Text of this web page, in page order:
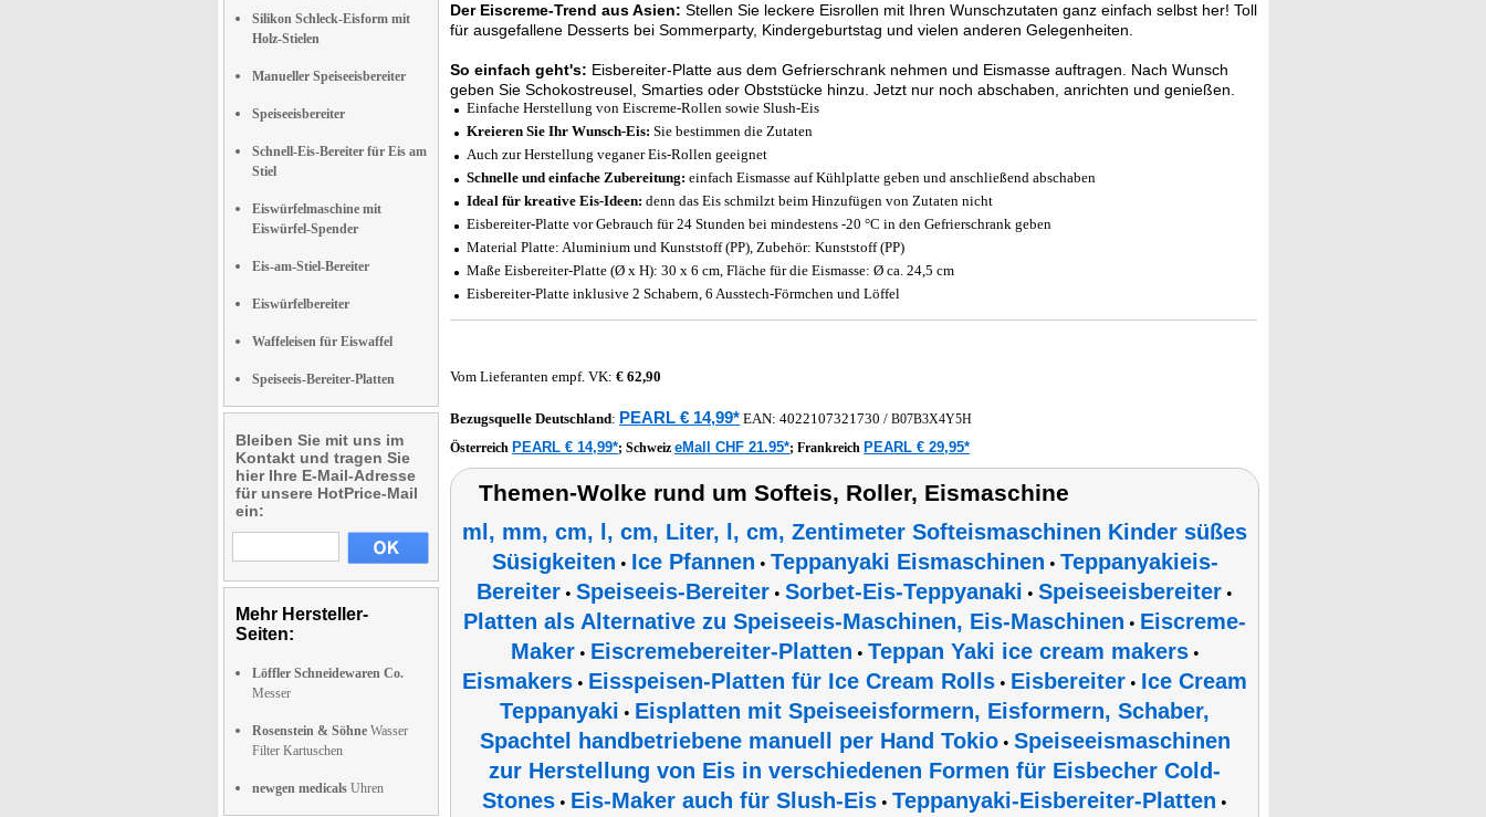
Silikon Schleck-Eisform mit
Holz-Stielen
Manueller Speiseeisbereiter
Speiseeisbereiter
Schnell-Eis-Bereiter für Eis am
Stiel
Eiswürfelmaschine mit
Eiswürfel-Spender
Eis-am-Stiel-Bereiter
Eiswürfelbereiter
Waffeleisen für Eiswaffel
Speiseeis-Bereiter-Platten
Bleiben Sie mit uns im
Kontakt und tragen Sie
hier Ihre E-Mail-Adresse
für unsere HotPrice-Mail
ein:
Mehr Hersteller-
Seiten:
Löffler Schneidewaren Co.
Messer
Rosenstein & Söhne Wasser
Filter Kartuschen
newgen medicals Uhren
Der Eiscreme-Trend aus Asien: Stellen Sie leckere Eisrollen mit Ihren Wunschzutaten ganz einfach selbst her! Toll
für ausgefallene Desserts bei Sommerparty, Kindergeburtstag und vielen anderen Gelegenheiten.
So einfach geht's: Eisbereiter-Platte aus dem Gefrierschrank nehmen und Eismasse auftragen. Nach Wunsch
geben Sie Schokostreusel, Smarties oder Obststücke hinzu. Jetzt nur noch abschaben, anrichten und genießen.
Einfache Herstellung von Eiscreme-Rollen sowie Slush-Eis
Kreieren Sie Ihr Wunsch-Eis: Sie bestimmen die Zutaten
Auch zur Herstellung veganer Eis-Rollen geeignet
Schnelle und einfache Zubereitung: einfach Eismasse auf Kühlplatte geben und anschließend abschaben
Ideal für kreative Eis-Ideen: denn das Eis schmilzt beim Hinzufügen von Zutaten nicht
Eisbereiter-Platte vor Gebrauch für 24 Stunden bei mindestens -20 °C in den Gefrierschrank geben
Material Platte: Aluminium und Kunststoff (PP), Zubehör: Kunststoff (PP)
Maße Eisbereiter-Platte (Ø x H): 30 x 6 cm, Fläche für die Eismasse: Ø ca. 24,5 cm
Eisbereiter-Platte inklusive 2 Schabern, 6 Ausstech-Förmchen und Löffel
Vom Lieferanten empf. VK: € 62,90
Bezugsquelle Deutschland: PEARL € 14,99* EAN: 4022107321730 / B07B3X4Y5H
Österreich PEARL € 14,99*; Schweiz eMall CHF 21.95*; Frankreich PEARL € 29,95*
Themen-Wolke rund um Softeis, Roller, Eismaschine
ml, mm, cm, l, cm, Liter, l, cm, Zentimeter Softeismaschinen Kinder süßes
Süsigkeiten • Ice Pfannen • Teppanyaki Eismaschinen • Teppanyakieis-
Bereiter • Speiseeis-Bereiter • Sorbet-Eis-Teppyanaki • Speiseeisbereiter •
Platten als Alternative zu Speiseeis-Maschinen, Eis-Maschinen • Eiscreme-
Maker• Eiscremebereiter-Platten • Teppan Yaki ice cream makers•
Eismakers • Eisspeisen-Platten für Ice Cream Rolls • Eisbereiter • Ice Cream
Teppanyaki • Eisplatten mit Speiseeisformern, Eisformern, Schaber,
Spachtel handbetriebene manuell per Hand Tokio• Speiseeismaschinen
zur Herstellung von Eis in verschiedenen Formen für Eisbecher Cold-
Stones • Eis-Maker auch für Slush-Eis • Teppanyaki-Eisbereiter-Platten •